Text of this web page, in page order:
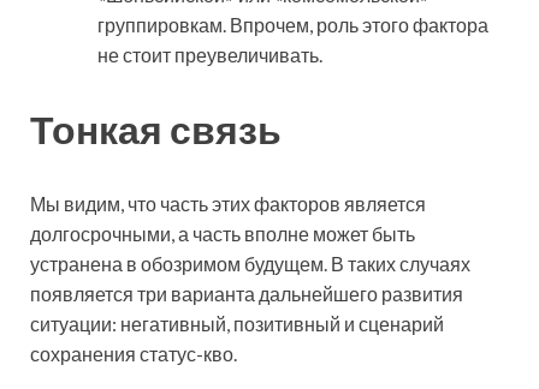
группировкам. Впрочем, роль этого фактора
не стоит преувеличивать.
Тонкая связь
Мы видим, что часть этих факторов является
долгосрочными, а часть вполне может быть
устранена в обозримом будущем. В таких случаях
появляется три варианта дальнейшего развития
ситуации: негативный, позитивный и сценарий
сохранения статус-кво.